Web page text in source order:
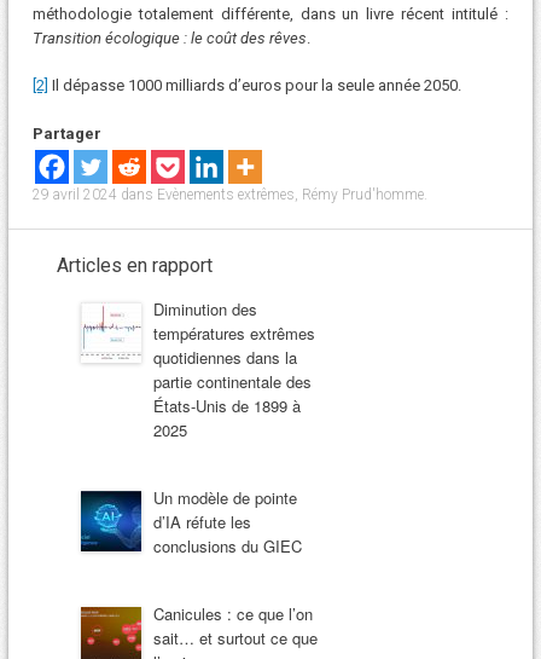
méthodologie totalement différente, dans un livre récent intitulé :
Transition écologique : le coût des rêves
[2] Il dépasse 1000 milliards d’euros pour la seule année 2050.
Partager
29 avril 2024 dans Evènements extrêmes Rémy Prud'homme.
Articles en rapport
Diminution des
températures extrêmes
quotidiennes dans la
partie continentale des
États-Unis de 1899 à
2025
Un modèle de pointe
d’IA réfute les
conclusions du GIEC
Canicules : ce que l’on
sait… et surtout ce que